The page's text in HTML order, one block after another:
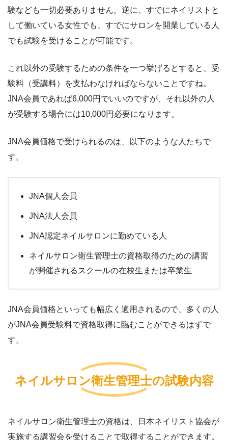
験なども一切必要ありません。逆に、すでにネイリストと
して働いている女性でも、すでにサロンを開業している人
でも試験を受けることが可能です。
これ以外の受験するための条件を一つ挙げるとすると、受
験料（受講料）を支払わなければならないことですね。
JNA会員であれば6,000円でいいのですが、それ以外の人
が受験する場合には10,000円必要になります。
JNA会員価格で受けられるのは、以下のような人たちで
す。
JNA個人会員
JNA法人会員
JNA認定ネイルサロンに勤めている人
ネイルサロン衛生管理士の資格取得のための講習
が開催されるスクールの在校生または卒業生
JNA会員価格といっても幅広く適用されるので、多くの人
がJNA会員受験料で資格取得に臨むことができるはずで
す。
ネイルサロン衛生管理士の試験内容
ネイルサロン衛生管理士の資格は、日本ネイリスト協会が
実施する講習会を受けることで取得することができます。